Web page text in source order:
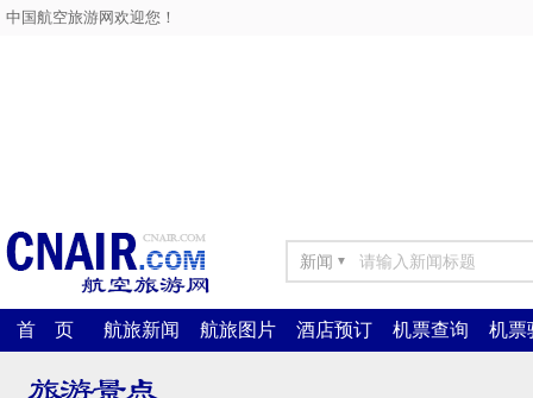
中国航空旅游网欢迎您！
新闻 ▼
首 页 航旅新闻 航旅图片 酒店预订 机票查询 机票